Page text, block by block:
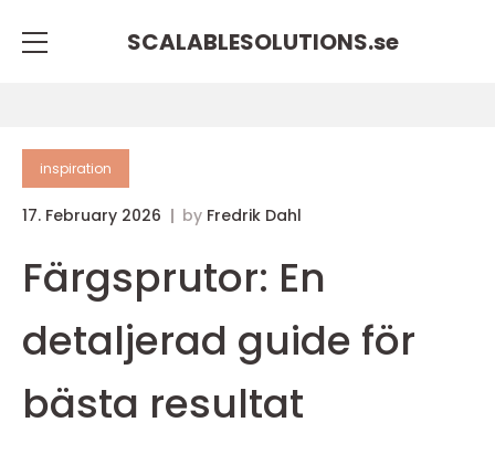
SCALABLESOLUTIONS.se
inspiration
17. February 2026 by Fredrik Dahl
Färgsprutor: En
detaljerad guide för
bästa resultat